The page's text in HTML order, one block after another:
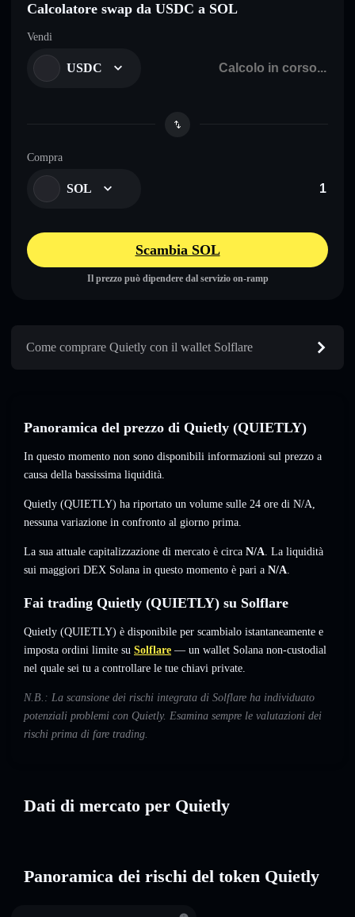
Calcolatore swap da USDC a SOL
Vendi
USDC
Compra
SOL
Scambia SOL
Il prezzo può dipendere dal servizio on-ramp
Come comprare Quietly con il wallet Solflare
Panoramica del prezzo di Quietly (QUIETLY)
In questo momento non sono disponibili informazioni sul prezzo a
causa della bassissima liquidità.
Quietly (QUIETLY) ha riportato un volume sulle 24 ore di N/A,
nessuna variazione in confronto al giorno prima.
La sua attuale capitalizzazione di mercato è circa N/A. La liquidità
sui maggiori DEX Solana in questo momento è pari a N/A.
Fai trading Quietly (QUIETLY) su Solflare
Quietly (QUIETLY) è disponibile per scambialo istantaneamente e
imposta ordini limite su Solflare — un wallet Solana non-custodial
nel quale sei tu a controllare le tue chiavi private.
N.B.: La scansione dei rischi integrata di Solflare ha individuato
potenziali problemi con Quietly. Esamina sempre le valutazioni dei
rischi prima di fare trading.
Dati di mercato per Quietly
Panoramica dei rischi del token Quietly